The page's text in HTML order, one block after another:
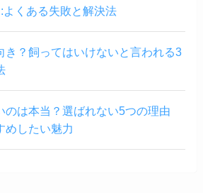
くある失敗と解決法
き？飼ってはいけないと言われる3
のは本当？選ばれない5つの理由
めしたい魅力